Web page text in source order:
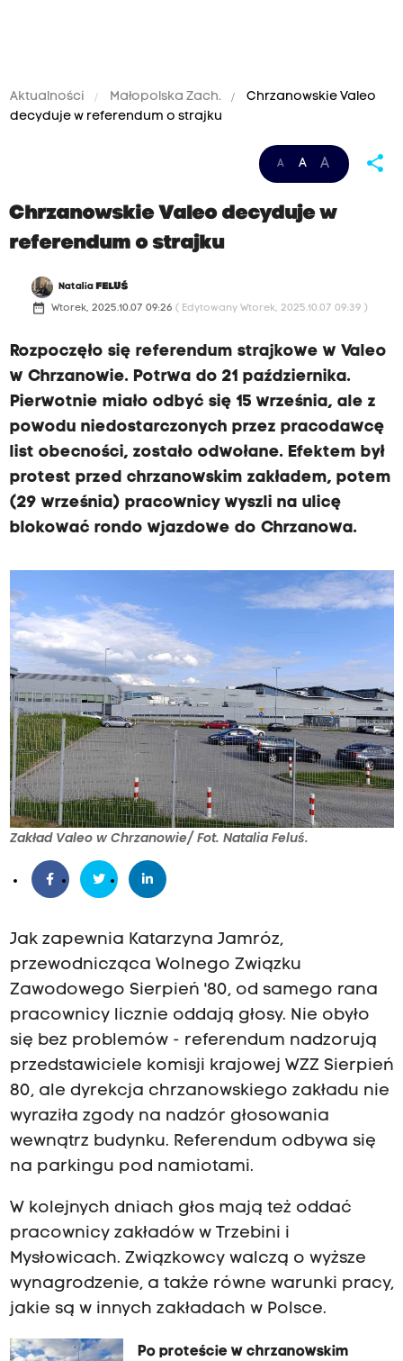
Aktualności Małopolska Zach.
Chrzanowskie Valeo
decyduje w referendum o strajku
A A A share
Chrzanowskie Valeo decyduje w
referendum o strajku
Natalia FELUŚ
date_range Wtorek, 2025.10.07 09:26 ( Edytowany Wtorek, 2025.10.07 09:39 )
Rozpoczęło się referendum strajkowe w Valeo
w Chrzanowie. Potrwa do 21 października.
Pierwotnie miało odbyć się 15 września, ale z
powodu niedostarczonych przez pracodawcę
list obecności, zostało odwołane. Efektem był
protest przed chrzanowskim zakładem, potem
(29 września) pracownicy wyszli na ulicę
blokować rondo wjazdowe do Chrzanowa.
Zakład Valeo w Chrzanowie/ Fot. Natalia Feluś.
Jak zapewnia Katarzyna Jamróz,
przewodnicząca Wolnego Związku
Zawodowego Sierpień '80, od samego rana
pracownicy licznie oddają głosy. Nie obyło
się bez problemów - referendum nadzorują
przedstawiciele komisji krajowej WZZ Sierpień
80, ale dyrekcja chrzanowskiego zakładu nie
wyraziła zgody na nadzór głosowania
wewnątrz budynku. Referendum odbywa się
na parkingu pod namiotami.
W kolejnych dniach głos mają też oddać
pracownicy zakładów w Trzebini i
Mysłowicach. Związkowcy walczą o wyższe
wynagrodzenie, a także równe warunki pracy,
jakie są w innych zakładach w Polsce.
Po proteście w chrzanowskim